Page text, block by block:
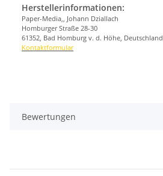
Herstellerinformationen:
Paper-Media,, Johann Dziallach
Homburger Straße 28-30
61352, Bad Homburg v. d. Höhe, Deutschland
Kontaktformular
Bewertungen